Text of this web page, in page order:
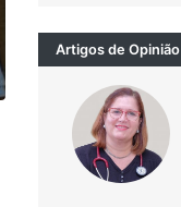
Artigos de Opinião